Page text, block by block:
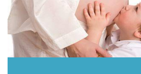
Niños
Padres